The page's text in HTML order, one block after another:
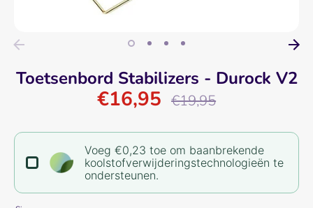
Toetsenbord Stabilizers - Durock V2
€16,95
Normale
prijs
€19,95
Voeg €0,23 toe om baanbrekende
koolstofverwijderingstechnologieën te
ondersteunen.